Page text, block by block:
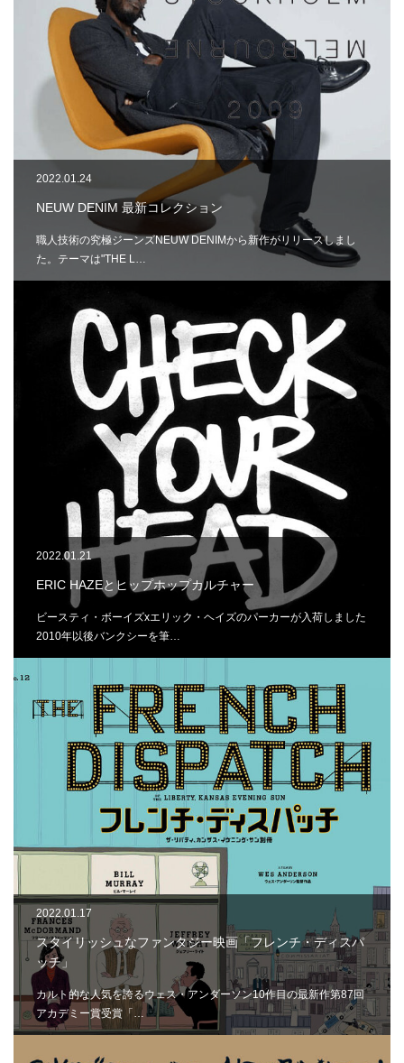
2022.01.24
NEUW DENIM 最新コレクション
職人技術の究極ジーンズNEUW DENIMから新作がリリースしまし
た。テーマは"THE L…
2022.01.21
ERIC HAZEとヒップホップカルチャー
ビースティ・ボーイズxエリック・ヘイズのパーカーが入荷しました
2010年以後バンクシーを筆…
2022.01.17
スタイリッシュなファンタジー映画「フレンチ・ディスパ
ッチ」
カルト的な人気を誇るウェス・アンダーソン10作目の最新作第87回
アカデミー賞受賞「…